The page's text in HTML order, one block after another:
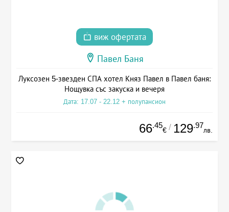
виж офертата
Павел Баня
Луксозен 5-звезден СПА хотел Княз Павел в Павел баня:
Нощувка със закуска и вечеря
Дата: 17.07 - 22.12 + полупансион
66.45
€ / 129.97
лв.